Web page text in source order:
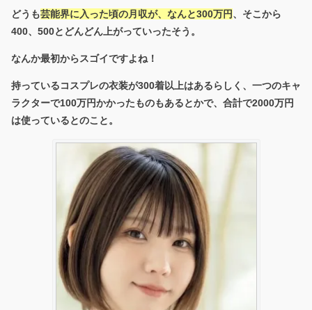
どうも芸能界に入った頃の月収が、なんと300万円、そこから
400、500とどんどん上がっていったそう。
なんか最初からスゴイですよね！
持っているコスプレの衣装が300着以上はあるらしく、一つのキャ
ラクターで100万円かかったものもあるとかで、合計で2000万円
は使っているとのこと。